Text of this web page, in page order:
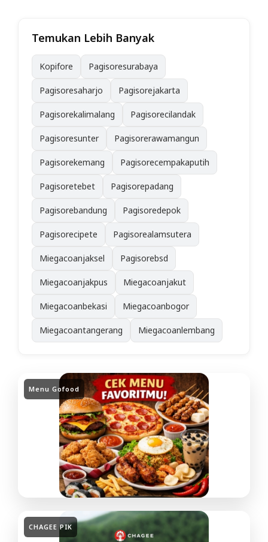
Temukan Lebih Banyak
Kopifore Pagisoresurabaya
Pagisoresaharjo Pagisorejakarta
Pagisorekalimalang Pagisorecilandak
Pagisoresunter Pagisorerawamangun
Pagisorekemang Pagisorecempakaputih
Pagisoretebet Pagisorepadang
Pagisorebandung Pagisoredepok
Pagisorecipete Pagisorealamsutera
Miegacoanjaksel Pagisorebsd
Miegacoanjakpus Miegacoanjakut
Miegacoanbekasi Miegacoanbogor
Miegacoantangerang Miegacoanlembang
Menu Gofood
CHAGEE PIK